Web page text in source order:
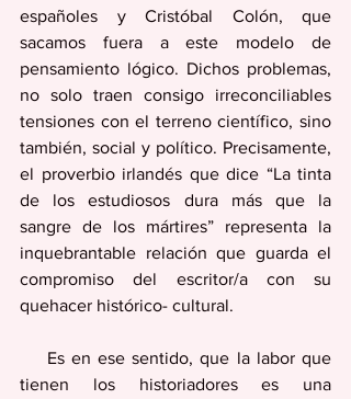
españoles y Cristóbal Colón, que
sacamos fuera a este modelo de
pensamiento lógico. Dichos problemas,
no solo traen consigo irreconciliables
tensiones con el terreno científico, sino
también, social y político. Precisamente,
el proverbio irlandés que dice “La tinta
de los estudiosos dura más que la
sangre de los mártires” representa la
inquebrantable relación que guarda el
compromiso del escritor/a con su
quehacer histórico- cultural.
tienen los historiadores es una